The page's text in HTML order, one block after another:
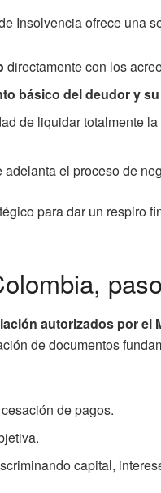
Insolvencia ofrece una
directamente con los
básico del deudor y
de liquidar totalmente
adelanta el proceso de
para dar un respiro
autorizados por el
de documentos
de pagos.
capital,